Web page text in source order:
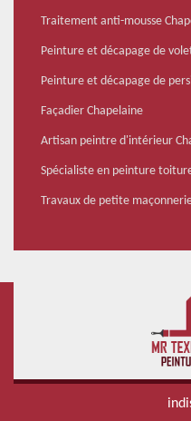
Traitement anti-mousse
Peinture et décapage de
Peinture et décapage de
Façadier Chapelaine
Artisan peintre d'intérieur
Spécialiste en peinture
Travaux de petite